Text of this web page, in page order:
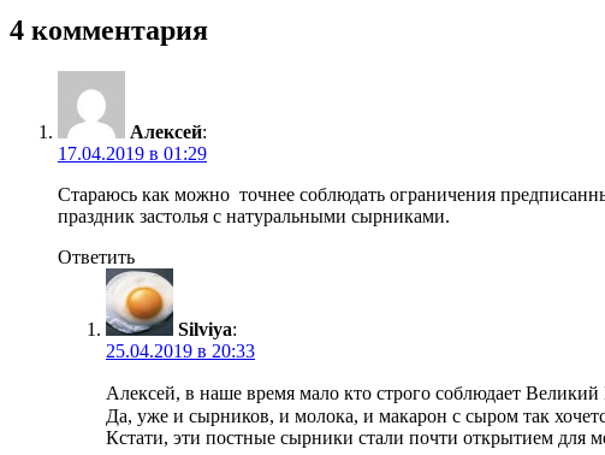
4 комментария
Алексей:
17.04.2019 в 01:29
Стараюсь как можно точнее соблюдать ограничения
праздник застолья с натуральными сырниками.
Ответить
Silviya:
25.04.2019 в 20:33
Алексей, в наше время мало кто строго соблюдает
Да, уже и сырников, и молока, и макарон с сыром так
Кстати, эти постные сырники стали почти открытием для